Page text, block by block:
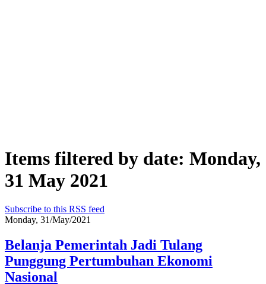
Items filtered by date: Monday,
31 May 2021
Subscribe to this RSS feed
Monday, 31/May/2021
Belanja Pemerintah Jadi Tulang
Punggung Pertumbuhan Ekonomi
Nasional